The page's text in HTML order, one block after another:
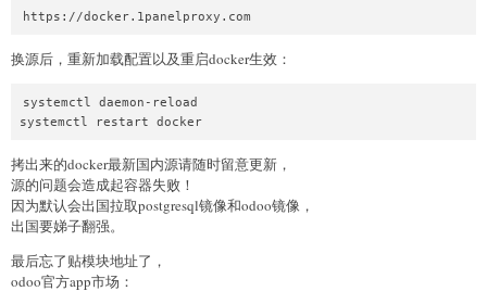
换源后，重新加载配置以及重启docker生效：
systemctl daemon-reload
拷出来的docker最新国内源请随时留意更新，
源的问题会造成起容器失败！
因为默认会出国拉取postgresql镜像和odoo镜像，
出国要娣子翻强。
最后忘了贴模块地址了，
odoo官方app市场：